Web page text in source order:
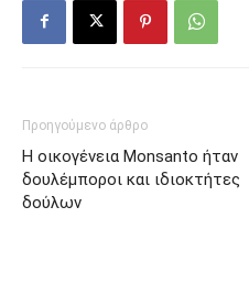
Προηγούμενο άρθρο
Η οικογένεια Monsanto ήταν
δουλέμποροι και ιδιοκτήτες
δούλων